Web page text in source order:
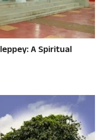
A Spiritual